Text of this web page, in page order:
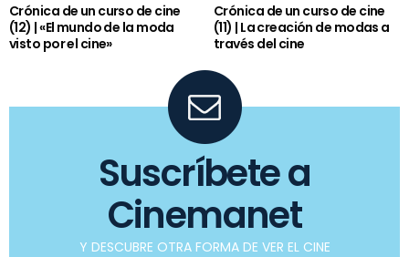
Crónica de un curso de cine
(12) | «El mundo de la moda
visto por el cine»
Crónica de un curso de cine
(11) | La creación de modas a
través del cine
Suscríbete a
Cinemanet
Y DESCUBRE OTRA FORMA DE VER EL CINE